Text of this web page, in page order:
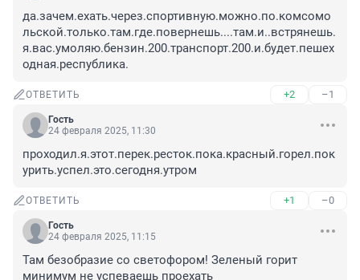
да.зачем.ехать.через.спортивную.можно.по.комсомо
льской.только.там.где.повернешь....там.и..встрянешь.
я.вас.умоляю.бензин.200.транспорт.200.и.будет.пешех
одная.республика.
ОТВЕТИТЬ +2 –1
Гость
24 февраля 2025, 11:30
проходил.я.этот.перек.ресток.пока.красный.горел.пок
урить.успел.это.сегодня.утром
ОТВЕТИТЬ +1 –0
Гость
24 февраля 2025, 11:15
Там безобразие со светофором! Зеленый горит
минимум не успеваешь проехать